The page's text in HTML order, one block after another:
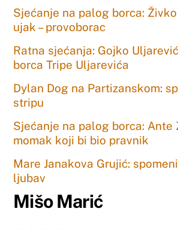
Sjećanje na palog borca:
ujak – provoborac
Ratna sjećanja: Gojko
borca Tripe Uljarevića
Dylan Dog na Partizanskom:
stripu
Sjećanje na palog borca: Ante
momak koji bi bio pravnik
Mare Janakova Grujić:
ljubav
Mišo Marić